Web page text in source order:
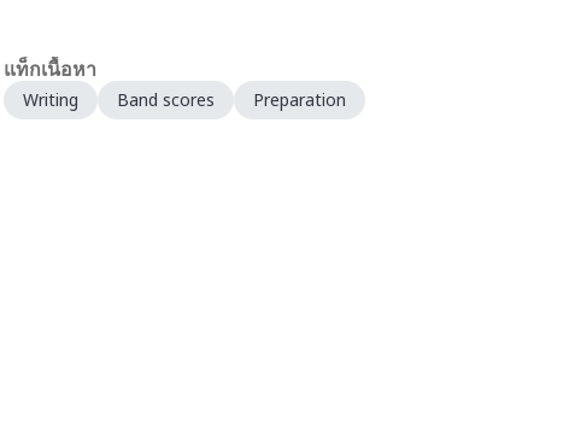
แท็กเนื้อหา
Writing Band scores Preparation